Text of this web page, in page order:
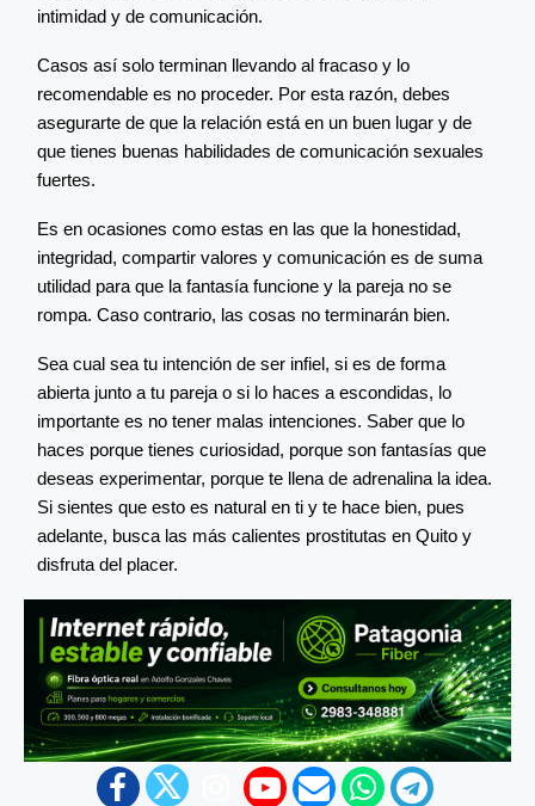
intimidad y de comunicación.
Casos así solo terminan llevando al fracaso y lo
recomendable es no proceder. Por esta razón, debes
asegurarte de que la relación está en un buen lugar y de
que tienes buenas habilidades de comunicación sexuales
fuertes.
Es en ocasiones como estas en las que la honestidad,
integridad, compartir valores y comunicación es de suma
utilidad para que la fantasía funcione y la pareja no se
rompa. Caso contrario, las cosas no terminarán bien.
Sea cual sea tu intención de ser infiel, si es de forma
abierta junto a tu pareja o si lo haces a escondidas, lo
importante es no tener malas intenciones. Saber que lo
haces porque tienes curiosidad, porque son fantasías que
deseas experimentar, porque te llena de adrenalina la idea.
Si sientes que esto es natural en ti y te hace bien, pues
adelante, busca las más calientes prostitutas en Quito y
disfruta del placer.